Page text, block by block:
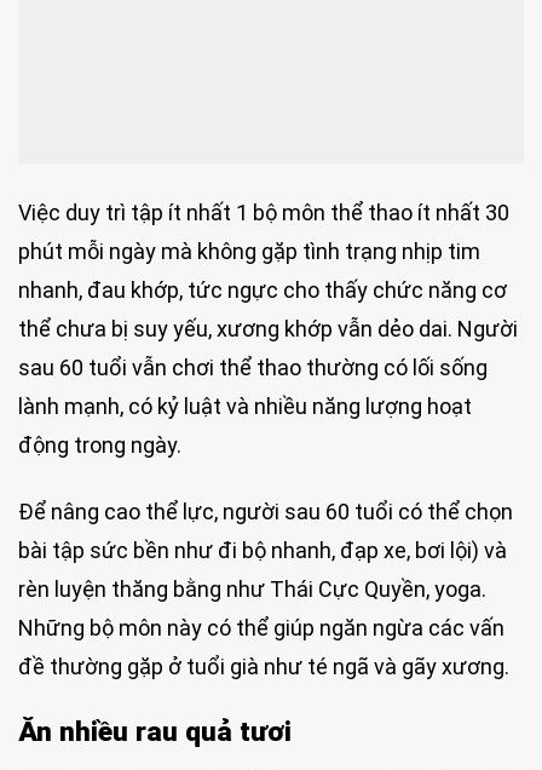
Việc duy trì tập ít nhất 1 bộ môn thể thao ít nhất 30
phút mỗi ngày mà không gặp tình trạng nhịp tim
nhanh, đau khớp, tức ngực cho thấy chức năng cơ
thể chưa bị suy yếu, xương khớp vẫn dẻo dai. Người
sau 60 tuổi vẫn chơi thể thao thường có lối sống
lành mạnh, có kỷ luật và nhiều năng lượng hoạt
động trong ngày.
Để nâng cao thể lực, người sau 60 tuổi có thể chọn
bài tập sức bền như đi bộ nhanh, đạp xe, bơi lội) và
rèn luyện thăng bằng như Thái Cực Quyền, yoga.
Những bộ môn này có thể giúp ngăn ngừa các vấn
đề thường gặp ở tuổi già như té ngã và gãy xương.
Ăn nhiều rau quả tươi